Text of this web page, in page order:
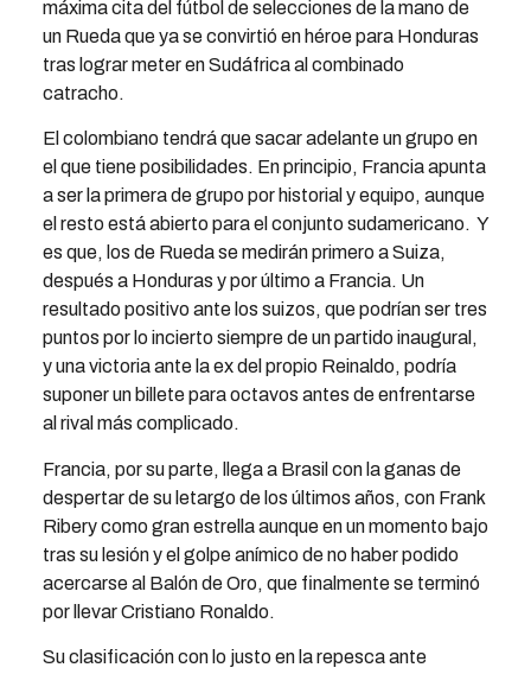
máxima cita del fútbol de selecciones de la mano de
un Rueda que ya se convirtió en héroe para Honduras
tras lograr meter en Sudáfrica al combinado
catracho.
El colombiano tendrá que sacar adelante un grupo en
el que tiene posibilidades. En principio, Francia apunta
a ser la primera de grupo por historial y equipo, aunque
el resto está abierto para el conjunto sudamericano. Y
es que, los de Rueda se medirán primero a Suiza,
después a Honduras y por último a Francia. Un
resultado positivo ante los suizos, que podrían ser tres
puntos por lo incierto siempre de un partido inaugural,
y una victoria ante la ex del propio Reinaldo, podría
suponer un billete para octavos antes de enfrentarse
al rival más complicado.
Francia, por su parte, llega a Brasil con la ganas de
despertar de su letargo de los últimos años, con Frank
Ribery como gran estrella aunque en un momento bajo
tras su lesión y el golpe anímico de no haber podido
acercarse al Balón de Oro, que finalmente se terminó
por llevar Cristiano Ronaldo.
Su clasificación con lo justo en la repesca ante